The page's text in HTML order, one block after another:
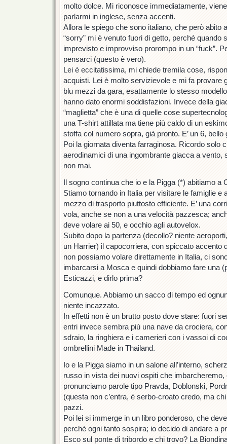
molto dolce. Mi riconosce immediatamente,
parlarmi in inglese, senza accenti.
Allora le spiego che sono italiano, che però abito
“sorry” mi è venuto fuori di getto, perché quando
imprevisto e improvviso prorompo in un “fuck”.
pensarci (questo è vero).
Lei è eccitatissima, mi chiede tremila cose,
acquisti. Lei è molto servizievole e mi fa provare
blu mezzi da gara, esattamente lo stesso
hanno dato enormi soddisfazioni. Invece della
“maglietta” che è una di quelle cose
una T-shirt attillata ma tiene più caldo di un
stoffa col numero sopra, già pronto. E’ un 6, bello
Poi la giornata diventa farraginosa. Ricordo solo
aerodinamici di una ingombrante giacca a vento,
non mai.
Il sogno continua che io e la Pigga (*) abitiamo a
Stiamo tornando in Italia per visitare le famiglie e
mezzo di trasporto piuttosto efficiente. E’ una
vola, anche se non a una velocità pazzesca;
deve volare ai 50, e occhio agli autovelox.
Subito dopo la partenza (decollo? niente
un Harrier) il capocorriera, con spiccato accento
non possiamo volare direttamente in Italia, ci
imbarcarsi a Mosca e quindi dobbiamo fare una
Esticazzi, e dirlo prima?
Comunque. Abbiamo un sacco di tempo ed
niente incazzato.
In effetti non è un brutto posto dove stare: fuori
entri invece sembra più una nave da crociera,
sdraio, la ringhiera e i camerieri con i vassoi di
ombrellini Made in Thailand.
Io e la Pigga siamo in un salone all’interno,
russo in vista dei nuovi ospiti che
pronunciamo parole tipo Pravda, Doblonski,
(questa non c’entra, è serbo-croato credo, ma
pazzi.
Poi lei si immerge in un libro ponderoso, che
perché ogni tanto sospira; io decido di andare a
Esco sul ponte di tribordo e chi trovo? La